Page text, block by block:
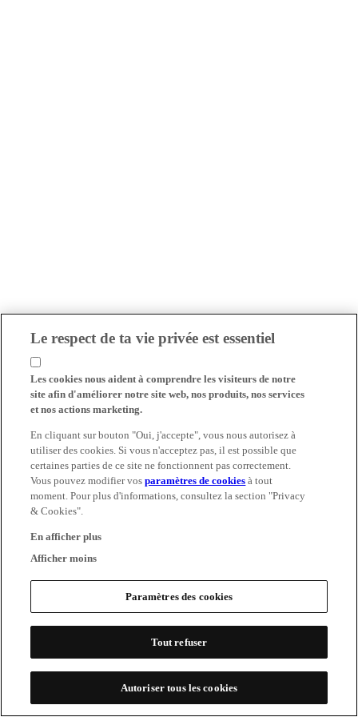
Le respect de ta vie privée est essentiel
Les cookies nous aident à comprendre les visiteurs de notre
site afin d'améliorer notre site web, nos produits, nos services
et nos actions marketing.
En cliquant sur bouton "Oui, j'accepte", vous nous autorisez à
utiliser des cookies. Si vous n'acceptez pas, il est possible que
certaines parties de ce site ne fonctionnent pas correctement.
Vous pouvez modifier vosparamètres de cookies à tout
moment. Pour plus d'informations, consultez la section "Privacy
& Cookies".
En afficher plus
Afficher moins
Paramètres des cookies
Tout refuser
Autoriser tous les cookies